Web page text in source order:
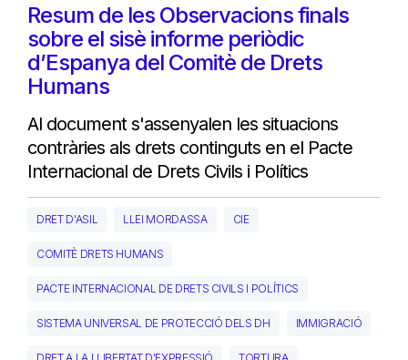
Resum de les Observacions finals
sobre el sisè informe periòdic
d’Espanya del Comitè de Drets
Humans
Al document s'assenyalen les situacions
contràries als drets continguts en el Pacte
Internacional de Drets Civils i Polítics
DRET D'ASIL LLEI MORDASSA CIE
COMITÈ DRETS HUMANS
PACTE INTERNACIONAL DE DRETS CIVILS I POLÍTICS
SISTEMA UNIVERSAL DE PROTECCIÓ DELS DH IMMIGRACIÓ